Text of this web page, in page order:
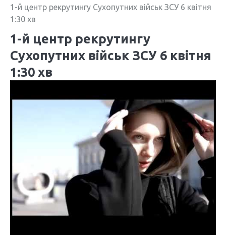
1-й центр рекрутингу Сухопутних військ ЗСУ 6 квітня
1:30 хв
1-й центр рекрутингу
Сухопутних військ ЗСУ 6 квітня
1:30 хв